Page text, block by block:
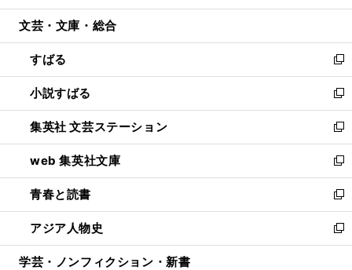
開
ウ
開
く
ン
ウ
で
開
く
ウ
ン
ド
ウ
で
開
く
文芸・文庫・総合
すばる
新
し
い
ウ
ィ
ン
ド
ウ
で
開
く
小説すばる
新
し
い
ウ
ィ
ン
ド
ウ
で
開
集英社 文芸ステーション
新
し
い
ウ
ィ
ン
ド
ウ
web 集英社文庫
新
し
い
ウ
ィ
ン
青春と読書
新
し
い
ウ
アジア人物史
新
し
学芸・ノンフィクション・新書